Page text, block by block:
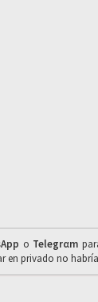
o Telegrαm
en privado no